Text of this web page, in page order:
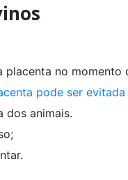
placenta no
pode ser
dos animais.